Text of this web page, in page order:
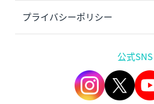
プライバシーポリシー
公式SNS